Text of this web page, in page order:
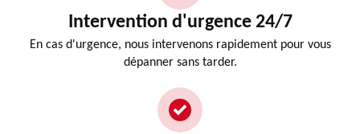
Intervention d'urgence 24/7
En cas d'urgence, nous intervenons rapidement pour vous
dépanner sans tarder.